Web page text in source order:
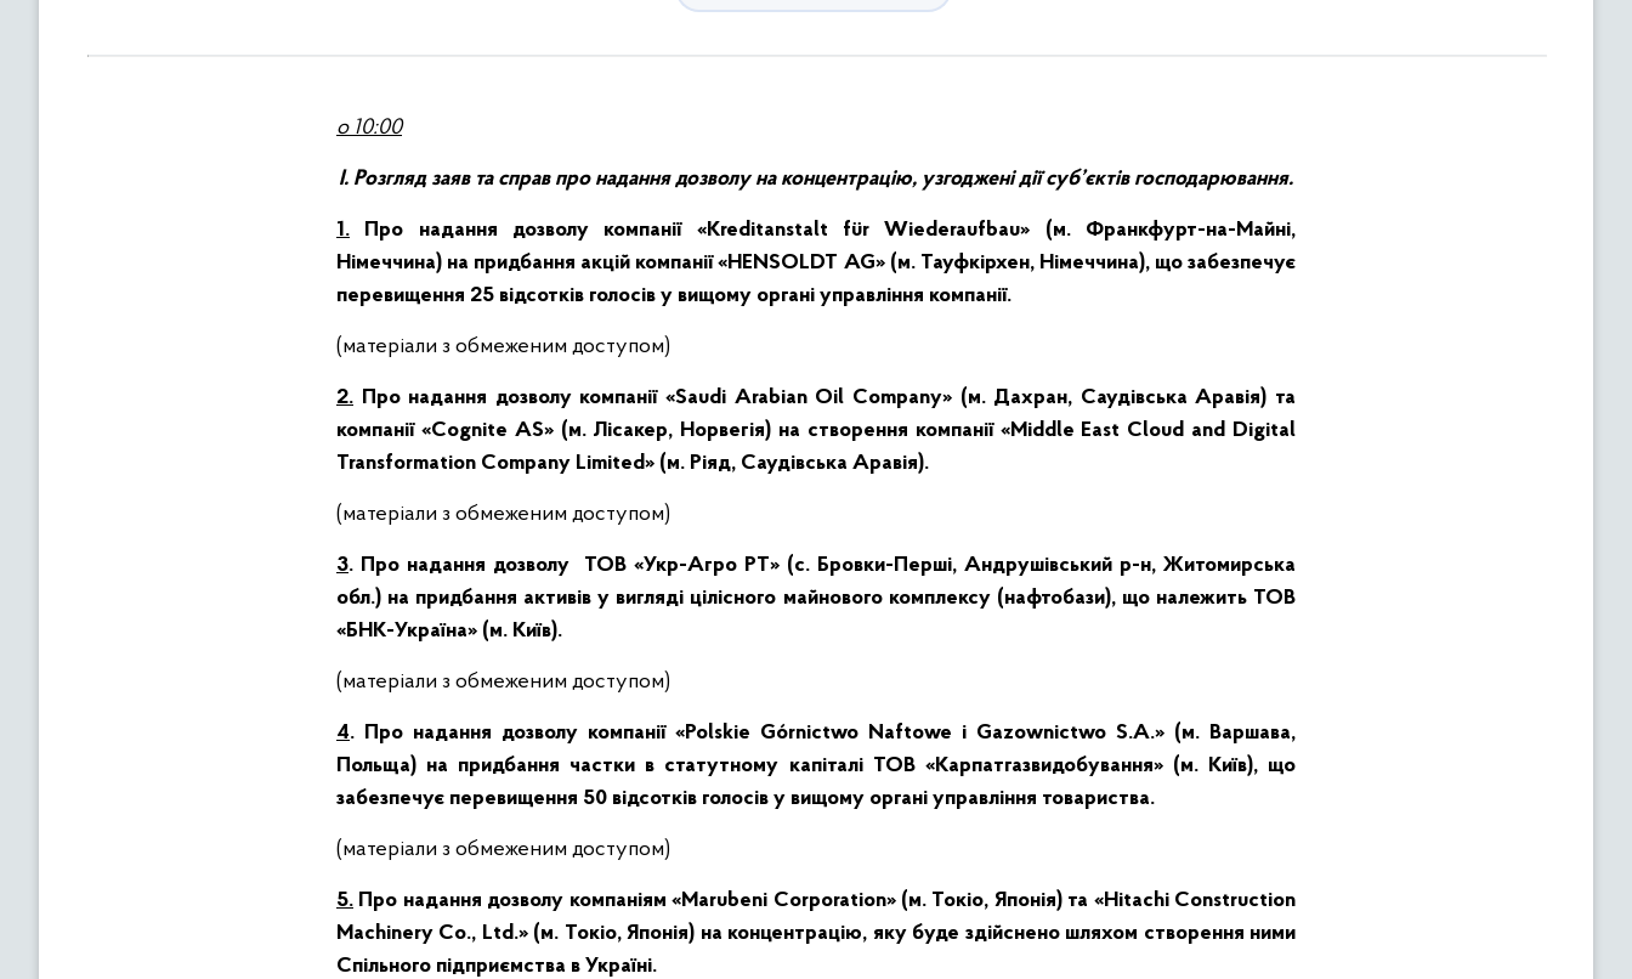
о 10:00
І. Розгляд заяв та справ про надання дозволу на концентрацію, узгоджені дії суб’єктів господарювання.
1.
Про надання дозволу компанії «Kreditanstalt für Wiederaufbau» (м. Франкфурт-на-Майні,
Німеччина) на придбання акцій компанії «HENSOLDT AG» (м. Тауфкірхен, Німеччина), що забезпечує
перевищення 25 відсотків голосів у вищому органі управління компанії.
(матеріали з обмеженим доступом)
2. Про надання дозволу компанії «Saudi Arabian Oil Company» (м. Дахран, Саудівська Аравія) та
компанії «Cognite AS» (м. Лісакер, Норвегія) на створення компанії «Middle East Cloud and Digital
Transformation Company Limited» (м. Ріяд, Саудівська Аравія).
(матеріали з обмеженим доступом)
3. Про надання дозволу ТОВ «Укр-Агро РТ» (с. Бровки-Перші, Андрушівський р-н, Житомирська
обл.) на придбання активів у вигляді цілісного майнового комплексу (нафтобази), що належить ТОВ
«БНК-Україна» (м. Київ).
(матеріали з обмеженим доступом)
4. Про надання дозволу компанії «Polskie Górnictwo Naftowe i Gazownictwo S.A.» (м. Варшава,
Польща) на придбання частки в статутному капіталі ТОВ «Карпатгазвидобування» (м. Київ), що
забезпечує перевищення 50 відсотків голосів у вищому органі управління товариства.
(матеріали з обмеженим доступом)
5. Про надання дозволу компаніям «Marubeni Corporation» (м. Токіо, Японія) та «Hitachi Construction
Machinery Co., Ltd.» (м. Токіо, Японія) на концентрацію, яку буде здійснено шляхом створення ними
Спільного підприємства в Україні.